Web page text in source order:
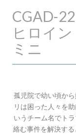
CGAD-
ヒロイ
ミニ
孤児院で幼い頃か
リは困った人々を
いうチーム名でト
絡む事件を解決す